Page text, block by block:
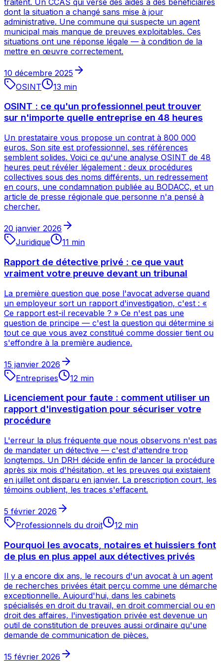
dont la situation a changé sans mise à jour
administrative. Une commune qui suspecte un agent
municipal mais manque de preuves exploitables. Ces
situations ont une réponse légale — à condition de la
mettre en œuvre correctement.
10 décembre 2025
OSINT
13 min
OSINT : ce qu'un professionnel peut trouver
sur n'importe quelle entreprise en 48 heures
Un prestataire vous propose un contrat à 800 000
euros. Son site est professionnel, ses références
semblent solides. Voici ce qu'une analyse OSINT de 48
heures peut révéler légalement : deux procédures
collectives sous des noms différents, un redressement
en cours, une condamnation publiée au BODACC, et un
article de presse régionale que personne n'a pensé à
chercher.
20 janvier 2026
Juridique
11 min
Rapport de détective privé : ce que vaut
vraiment votre preuve devant un tribunal
La première question que pose l'avocat adverse quand
un employeur sort un rapport d'investigation, c'est : «
Ce rapport est-il recevable ? » Ce n'est pas une
question de principe — c'est la question qui détermine si
tout ce que vous avez constitué comme dossier tient ou
s'effondre à la première audience.
15 janvier 2026
Entreprises
12 min
Licenciement pour faute : comment utiliser un
rapport d'investigation pour sécuriser votre
procédure
L'erreur la plus fréquente que nous observons n'est pas
de mandater un détective — c'est d'attendre trop
longtemps. Un DRH décide enfin de lancer la procédure
après six mois d'hésitation, et les preuves qui existaient
en juillet ont disparu en janvier. La prescription court, les
témoins oublient, les traces s'effacent.
5 février 2026
Professionnels du droit
12 min
Pourquoi les avocats, notaires et huissiers font
de plus en plus appel aux détectives privés
Il y a encore dix ans, le recours d'un avocat à un agent
de recherches privées était perçu comme une démarche
exceptionnelle. Aujourd'hui, dans les cabinets
spécialisés en droit du travail, en droit commercial ou en
droit des affaires, l'investigation privée est devenue un
outil de constitution de preuves aussi ordinaire qu'une
demande de communication de pièces.
15 février 2026